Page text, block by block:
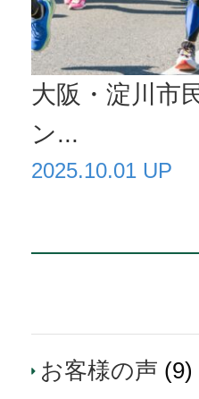
大阪・淀川市
ン...
2025.10.01 UP
お客様の声 (9)